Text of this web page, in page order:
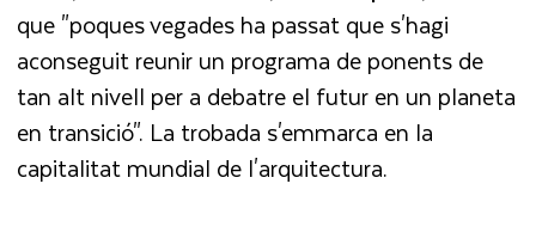
que "poques vegades ha passat que s'hagi
aconseguit reunir un programa de ponents de
tan alt nivell per a debatre el futur en un planeta
en transició". La trobada s'emmarca en la
capitalitat mundial de l'arquitectura.